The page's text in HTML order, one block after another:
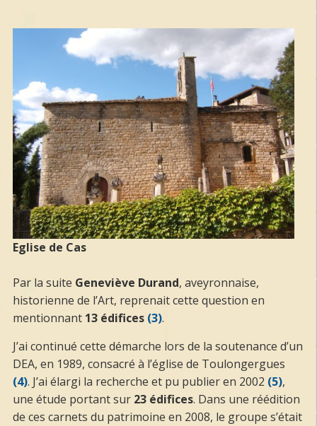
Eglise de Cas
Par la suite Geneviève Durand, aveyronnaise,
historienne de l’Art, reprenait cette question en
mentionnant 13 édifices (3).
J’ai continué cette démarche lors de la soutenance d’un
DEA, en 1989, consacré à l’église de Toulongergues
(4). J’ai élargi la recherche et pu publier en 2002 (5),
une étude portant sur 23 édifices. Dans une réédition
de ces carnets du patrimoine en 2008, le groupe s’était